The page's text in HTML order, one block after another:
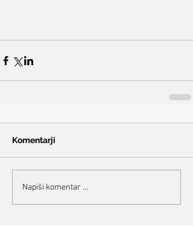
Komentarji
Napiši komentar ...